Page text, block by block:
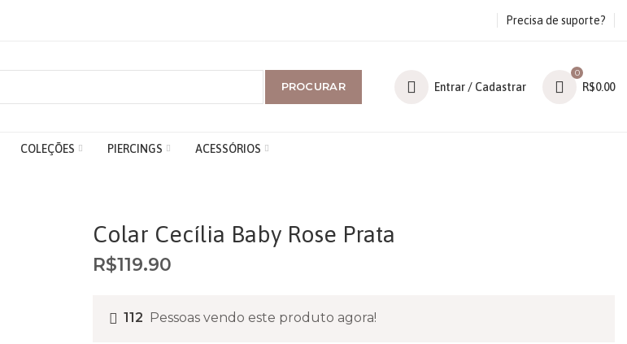
Precisa de suporte?
PROCURAR Entrar / Cadastrar
0
R$0.00
COLEÇÕES PIERCINGS ACESSÓRIOS
Colar Cecília Baby Rose Prata
R$119.90
112 Pessoas vendo este produto agora!